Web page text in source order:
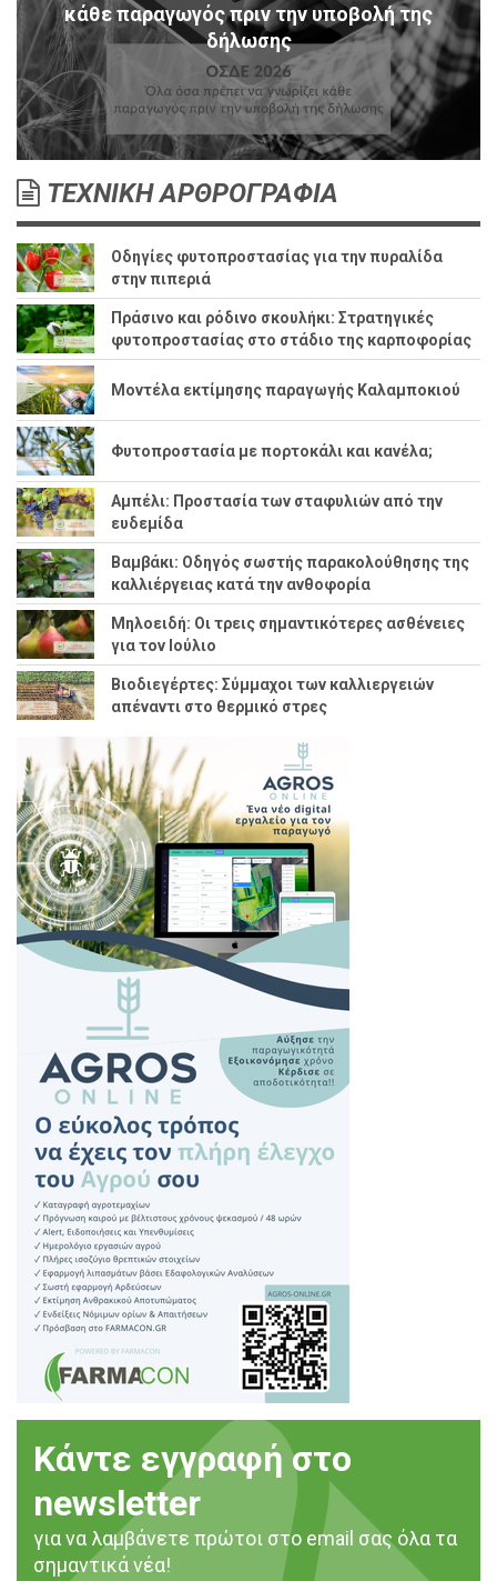
κάθε παραγωγός πριν την υποβολή της
δήλωσης
ΤΕΧΝΙΚΗ ΑΡΘΡΟΓΡΑΦΙΑ
Οδηγίες φυτοπροστασίας για την πυραλίδα
στην πιπεριά
Πράσινο και ρόδινο σκουλήκι: Στρατηγικές
φυτοπροστασίας στο στάδιο της καρποφορίας
Μοντέλα εκτίμησης παραγωγής Καλαμποκιού
Φυτοπροστασία με πορτοκάλι και κανέλα;
Αμπέλι: Προστασία των σταφυλιών από την
ευδεμίδα
Βαμβάκι: Οδηγός σωστής παρακολούθησης της
καλλιέργειας κατά την ανθοφορία
Μηλοειδή: Οι τρεις σημαντικότερες ασθένειες
για τον Ιούλιο
Βιοδιεγέρτες: Σύμμαχοι των καλλιεργειών
απέναντι στο θερμικό στρες
Κάντε εγγραφή στο
newsletter
για να λαμβάνετε πρώτοι στο email σας όλα τα
σημαντικά νέα!